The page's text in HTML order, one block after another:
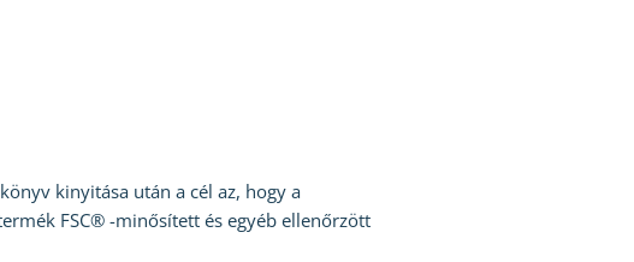
kinyitása után a cél az, hogy a
FSC® -minősített és egyéb ellenőrzött